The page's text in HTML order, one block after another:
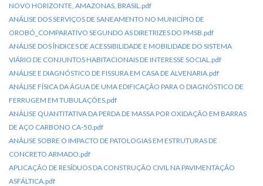
NOVO HORIZONTE, AMAZONAS, BRASIL.pdf
ANÁLISE DOS SERVIÇOS DE SANEAMENTO NO MUNICÍPIO DE
OROBÓ_COMPARATIVO SEGUNDO AS DIRETRIZES DO PMSB.pdf
ANÁLISE DOS ÍNDICES DE ACESSIBILIDADE E MOBILIDADE DO SISTEMA
VIÁRIO DE CONJUNTOS HABITACIONAIS DE INTERESSE SOCIAL.pdf
ANÁLISE E DIAGNÓSTICO DE FISSURA EM CASA DE ALVENARIA.pdf
ANÁLISE FÍSICA DA ÁGUA DE UMA EDIFICAÇÃO PARA O DIAGNÓSTICO DE
FERRUGEM EM TUBULAÇÕES.pdf
ANÁLISE QUANTITATIVA DA PERDA DE MASSA POR OXIDAÇÃO EM BARRAS
DE AÇO CARBONO CA-50.pdf
ANÁLISE SOBRE O IMPACTO DE PATOLOGIAS EM ESTRUTURAS DE
CONCRETO ARMADO.pdf
APLICAÇÃO DE RESÍDUOS DA CONSTRUÇÃO CIVIL NA PAVIMENTAÇÃO
ASFÁLTICA.pdf